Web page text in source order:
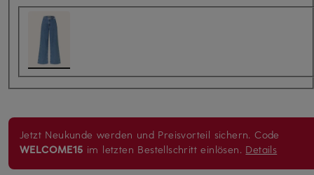
Jetzt Neukunde werden und Preisvorteil sichern. Code
WELCOME15 im letzten Bestellschritt einlösen. Details